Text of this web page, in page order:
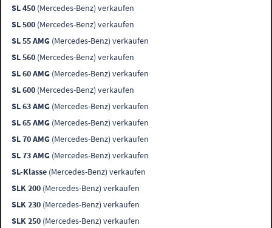
SL 450 (Mercedes-Benz) verkaufen
SL 500 (Mercedes-Benz) verkaufen
SL 55 AMG (Mercedes-Benz) verkaufen
SL 560 (Mercedes-Benz) verkaufen
SL 60 AMG (Mercedes-Benz) verkaufen
SL 600 (Mercedes-Benz) verkaufen
SL 63 AMG (Mercedes-Benz) verkaufen
SL 65 AMG (Mercedes-Benz) verkaufen
SL 70 AMG (Mercedes-Benz) verkaufen
SL 73 AMG (Mercedes-Benz) verkaufen
SL-Klasse (Mercedes-Benz) verkaufen
SLK 200 (Mercedes-Benz) verkaufen
SLK 230 (Mercedes-Benz) verkaufen
SLK 250 (Mercedes-Benz) verkaufen